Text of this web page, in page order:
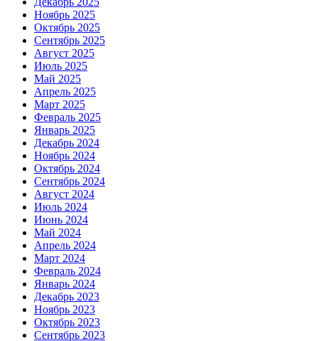
Ноябрь 2025
Октябрь 2025
Сентябрь 2025
Август 2025
Июль 2025
Май 2025
Апрель 2025
Март 2025
Февраль 2025
Январь 2025
Декабрь 2024
Ноябрь 2024
Октябрь 2024
Сентябрь 2024
Август 2024
Июль 2024
Июнь 2024
Май 2024
Апрель 2024
Март 2024
Февраль 2024
Январь 2024
Декабрь 2023
Ноябрь 2023
Октябрь 2023
Сентябрь 2023